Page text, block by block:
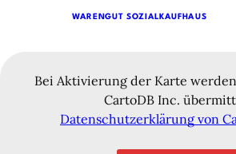
WARENGUT SOZIALKAUFHAUS
Bei Aktivierung der Karte
CartoDB Inc.
Datenschutzerklärung von